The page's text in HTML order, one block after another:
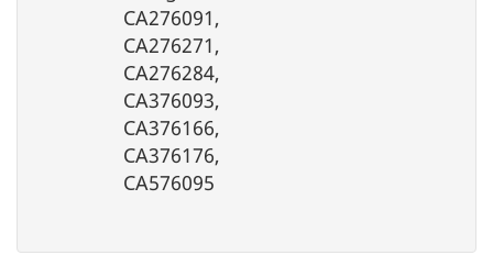
CA276091,
CA276271,
CA276284,
CA376093,
CA376166,
CA376176,
CA576095